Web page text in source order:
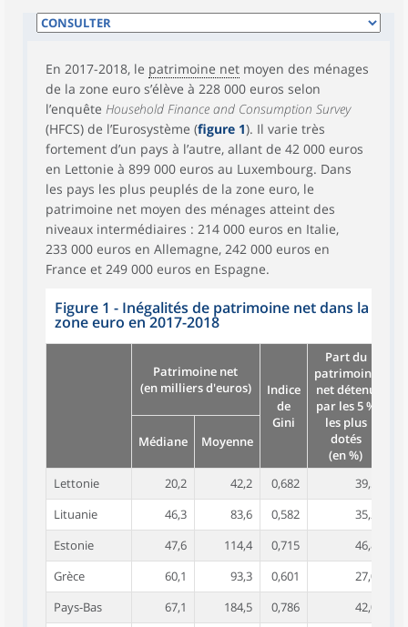
En 2017-2018, le patrimoine net moyen des ménages
de la zone euro s’élève à 228 000 euros selon
l’enquête Household Finance and Consumption Survey
(HFCS) de l’Eurosystème (figure 1). Il varie très
fortement d’un pays à l’autre, allant de 42 000 euros
en Lettonie à 899 000 euros au Luxembourg. Dans
les pays les plus peuplés de la zone euro, le
patrimoine net moyen des ménages atteint des
niveaux intermédiaires : 214 000 euros en Italie,
233 000 euros en Allemagne, 242 000 euros en
France et 249 000 euros en Espagne.
Figure 1 - Inégalités de patrimoine net dans la
zone euro en 2017-2018
Patrimoine net
(en milliers d'euros)
Indice
de
Gini
Part du
patrimoine
net détenu
par les 5 %
les plus
dotés
(en %)
Médiane Moyenne
Lettonie 20,2 42,2 0,682
39,5
Lituanie
46,3 83,6 0,582
35,2
Estonie
47,6 114,4 0,715
46,8
Grèce
60,1 93,3 0,601
27,0
Pays-Bas
67,1 184,5 0,786 42,0